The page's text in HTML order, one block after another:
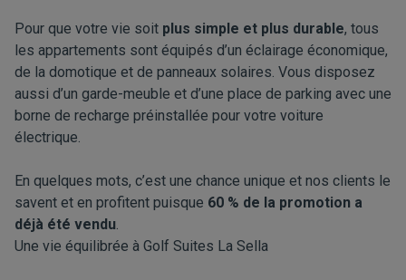
Pour que votre vie soit plus simple et plus durable, tous
les appartements sont équipés d’un éclairage économique,
de la domotique et de panneaux solaires. Vous disposez
aussi d’un garde-meuble et d’une place de parking avec une
borne de recharge préinstallée pour votre voiture
électrique.
En quelques mots, c’est une chance unique et nos clients le
savent et en profitent puisque 60 % de la promotion a
déjà été vendu.
Une vie équilibrée à Golf Suites La Sella